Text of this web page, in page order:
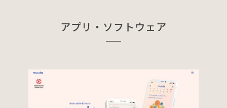
アプリ・ソフトウェア